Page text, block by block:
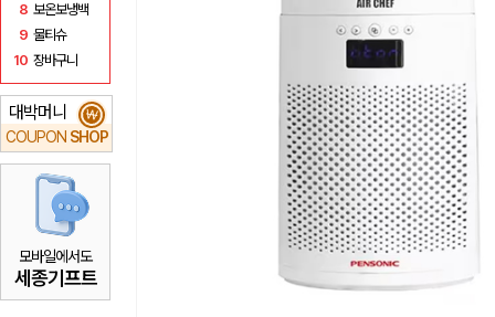
8 보온보냉백
9 물티슈
10 장바구니
대박머니
COUPON SHOP
₩
모바일에서도
세종기프트